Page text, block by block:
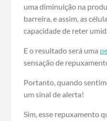
uma diminuição na
barreira, e assim, as
capacidade de reter
E o resultado será uma
sensação de
Portanto, quando
um sinal de alerta!
Sim, esse repuxamento